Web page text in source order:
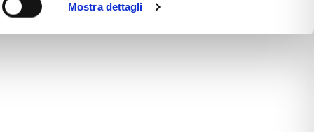
Mostra dettagli